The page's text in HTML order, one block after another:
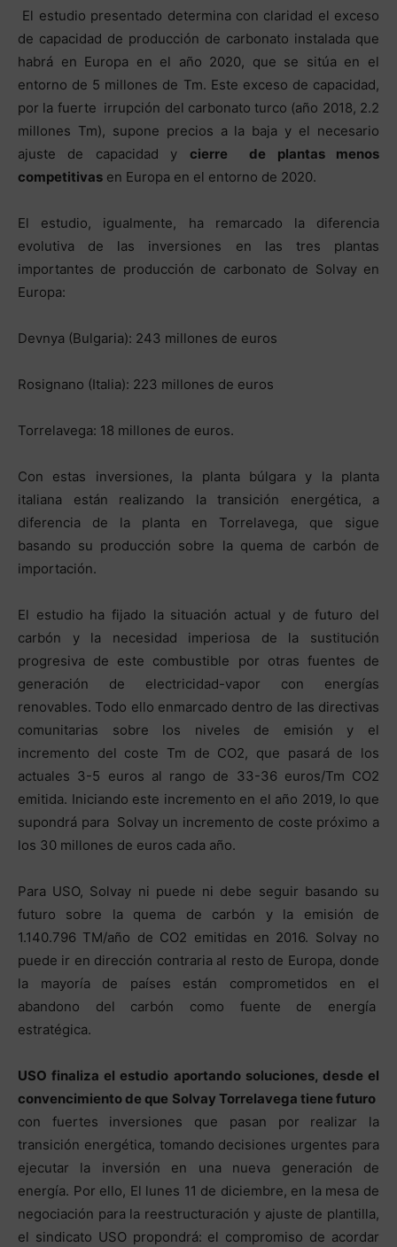
El estudio presentado determina con claridad el exceso
de capacidad de producción de carbonato instalada que
habrá en Europa en el año 2020, que se sitúa en el
entorno de 5 millones de Tm. Este exceso de capacidad,
por la fuerte irrupción del carbonato turco (año 2018, 2.2
millones Tm), supone precios a la baja y el necesario
ajuste de capacidad y cierre de plantas menos
competitivas en Europa en el entorno de 2020.
El estudio, igualmente, ha remarcado la diferencia
evolutiva de las inversiones en las tres plantas
importantes de producción de carbonato de Solvay en
Europa:
Devnya (Bulgaria): 243 millones de euros
Rosignano (Italia): 223 millones de euros
Torrelavega: 18 millones de euros.
Con estas inversiones, la planta búlgara y la planta
italiana están realizando la transición energética, a
diferencia de la planta en Torrelavega, que sigue
basando su producción sobre la quema de carbón de
importación.
El estudio ha fijado la situación actual y de futuro del
carbón y la necesidad imperiosa de la sustitución
progresiva de este combustible por otras fuentes de
generación de electricidad-vapor con energías
renovables. Todo ello enmarcado dentro de las directivas
comunitarias sobre los niveles de emisión y el
incremento del coste Tm de CO2, que pasará de los
actuales 3-5 euros al rango de 33-36 euros/Tm CO2
emitida. Iniciando este incremento en el año 2019, lo que
supondrá para Solvay un incremento de coste próximo a
los 30 millones de euros cada año.
Para USO, Solvay ni puede ni debe seguir basando su
futuro sobre la quema de carbón y la emisión de
1.140.796 TM/año de CO2 emitidas en 2016. Solvay no
puede ir en dirección contraria al resto de Europa, donde
la mayoría de países están comprometidos en el
abandono del carbón como fuente de energía
estratégica.
USO finaliza el estudio aportando soluciones, desde el
convencimiento de que Solvay Torrelavega tiene futuro
con fuertes inversiones que pasan por realizar la
transición energética, tomando decisiones urgentes para
ejecutar la inversión en una nueva generación de
energía. Por ello, El lunes 11 de diciembre, en la mesa de
negociación para la reestructuración y ajuste de plantilla,
el sindicato USO propondrá: el compromiso de acordar